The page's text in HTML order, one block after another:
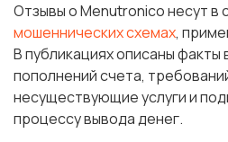
Отзывы о Menutronico несут в
мошеннических схемах,
В публикациях описаны
пополнений счета,
несуществующие услуги и
процессу вывода денег.